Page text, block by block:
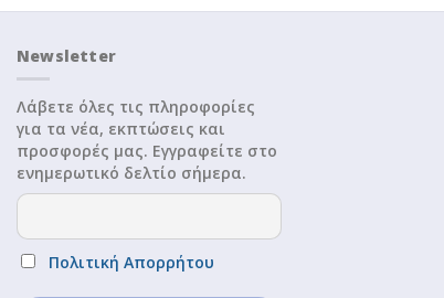
Newsletter
Λάβετε όλες τις πληροφορίες
για τα νέα, εκπτώσεις και
προσφορές μας. Εγγραφείτε στο
ενημερωτικό δελτίο σήμερα.
Πολιτική Απορρήτου